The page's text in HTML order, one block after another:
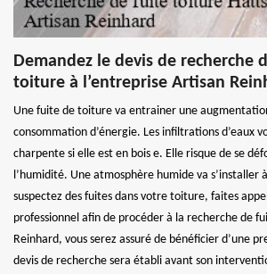
Demandez le devis de recherche
toiture à l’entreprise Artisan
Une fuite de toiture va entrainer une
consommation d’énergie. Les infiltrations d’eaux
charpente si elle est en bois e. Elle risque de se
l’humidité. Une atmosphère humide va s’installer
suspectez des fuites dans votre toiture, faites
professionnel afin de procéder à la recherche de
Reinhard, vous serez assuré de bénéficier d’une
devis de recherche sera établi avant son